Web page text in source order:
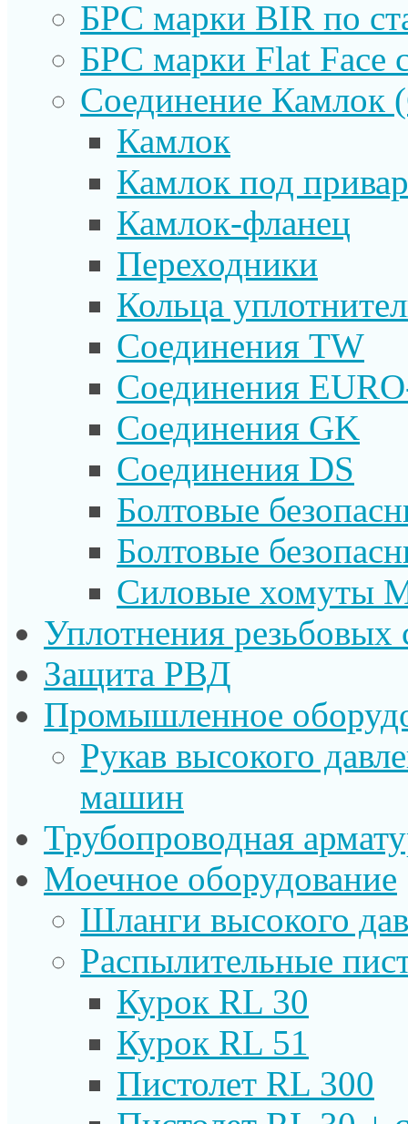
БРС марки BIR по
БРС марки Flat Face
Соединение Камлок
Камлок
Камлок под
Камлок-фланец
Переходники
Кольца
Соединения TW
Соединения
Соединения GK
Соединения DS
Болтовые
Болтовые
Силовые хомуты
Уплотнения резьбовых
Защита РВД
Промышленное
Рукав высокого
машин
Трубопроводная
Моечное оборудование
Шланги высокого
Распылительные
Курок RL 30
Курок RL 51
Пистолет RL 300